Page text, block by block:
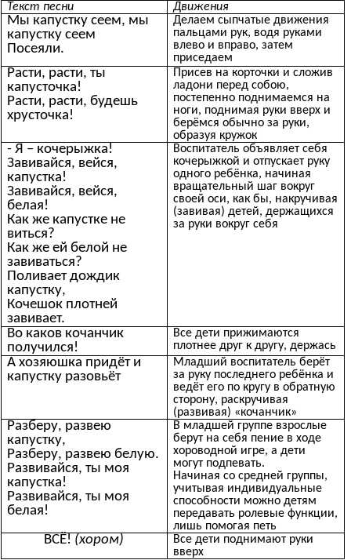
Текст песни Движения
Мы капустку сеем, мы
капустку сеем
Посеяли.
Делаем сыпчатые движения
пальцами рук, водя руками
влево и вправо, затем
приседаем
Расти, расти, ты
капусточка!
Расти, расти, будешь
хрусточка!
Присев на корточки и сложив
ладони перед собою,
постепенно поднимаемся на
ноги, поднимая руки вверх и
берёмся обычно за руки,
образуя кружок
- Я – кочерыжка!
Завивайся, вейся,
капустка!
Завивайся, вейся,
белая!
Как же капустке не
виться?
Как же ей белой не
завиваться?
Поливает дождик
капустку,
Кочешок плотней
завивает.
Воспитатель объявляет себя
кочерыжкой и отпускает руку
одного ребёнка, начиная
вращательный шаг вокруг
своей оси, как бы, накручивая
(завивая) детей, держащихся
за руки вокруг себя
Во каков кочанчик
получился!
Все дети прижимаются
плотнее друг к другу, держась
А хозяюшка придёт и
капустку разовьёт
Младший воспитатель берёт
за руку последнего ребёнка и
ведёт его по кругу в обратную
сторону, раскручивая
(развивая) «кочанчик»
Разберу, развею
капустку,
Разберу, развею белую.
Развивайся, ты моя
капустка!
Развивайся, ты моя
белая!
В младшей группе взрослые
берут на себя пение в ходе
хороводной игре, а дети
могут подпевать.
Начиная со средней группы,
учитывая индивидуальные
способности можно детям
передавать ролевые функции,
лишь помогая петь
ВСЁ! (хором)
Все дети поднимают руки
вверх